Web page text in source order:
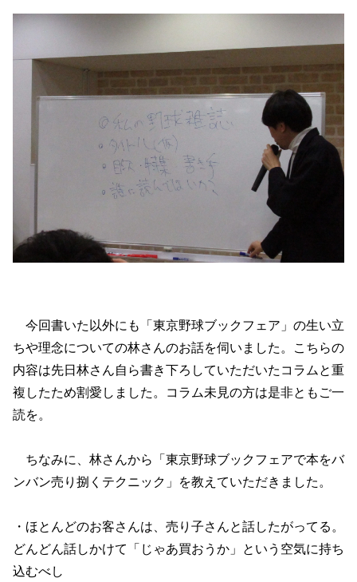
今回書いた以外にも「東京野球ブックフェア」の生い立
ちや理念についての林さんのお話を伺いました。こちらの
内容は先日林さん自ら書き下ろしていただいたコラムと重
複したため割愛しました。コラム未見の方は是非ともご一
読を。
ちなみに、林さんから「東京野球ブックフェアで本をバ
ンバン売り捌くテクニック」を教えていただきました。
・ほとんどのお客さんは、売り子さんと話したがってる。
どんどん話しかけて「じゃあ買おうか」という空気に持ち
込むべし